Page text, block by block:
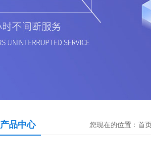
产品中心 您现在的位置： 首页